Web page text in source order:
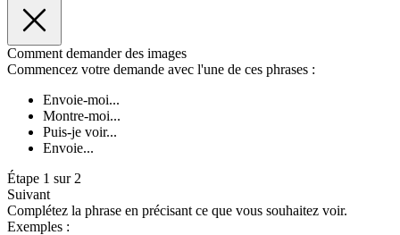
Comment demander des images
Commencez votre demande avec l'une de ces phrases :
Envoie-moi...
Montre-moi...
Puis-je voir...
Envoie...
Étape 1 sur 2
Suivant
Complétez la phrase en précisant ce que vous souhaitez voir.
Exemples :